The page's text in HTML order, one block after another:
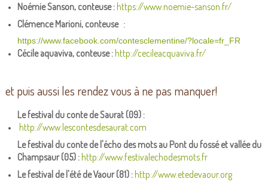
Noémie Sanson, conteuse : https://www.noemie-sanson.fr/
Clémence Marioni, conteuse:
https://www.facebook.com/contesclementine/?locale=fr_FR
Cécile aquaviva, conteuse : http://cecileacquaviva.fr/
et puis aussi les rendez vous à ne pas manquer!
Le festival du conte de Saurat (09) :
http://www.lescontesdesaurat.com
Le festival du conte de l'écho des mots au Pont du fossé et vallée du
Champsaur (05) : http://www.festivalechodesmots.fr
Le festival de l'été de Vaour (81) : http://www.etedevaour.org